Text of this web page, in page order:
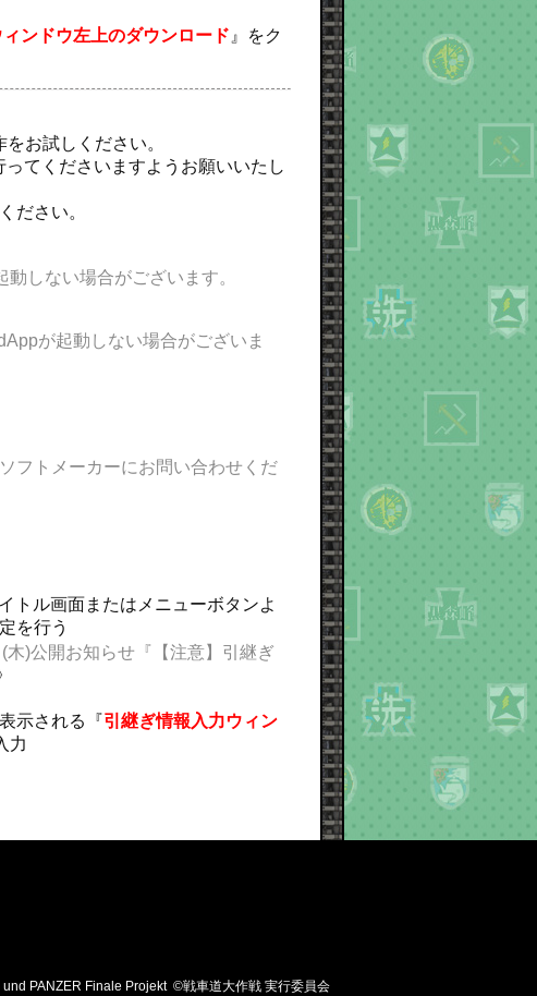
ィンドウ左上のダウンロード 』をク
お試しください。
てくださいますようお願いいたし
ださい。
しない場合がございます。
が起動しない場合がございま
フトメーカーにお問い合わせくだ
トル画面またはメニューボタンよ
を行う
)公開お知らせ『【注意】引継ぎ
示される『引継ぎ情報入力ウィン
力
PANZER Finale Projekt ©戦車道大作戦 実行委員会